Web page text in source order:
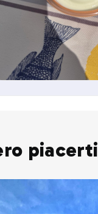
piacerti